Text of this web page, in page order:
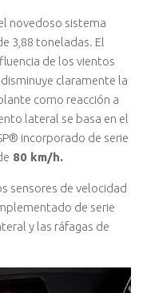
novedoso sistema
3,88 toneladas. El
de los vientos
claramente la
como reacción a
lateral se basa en el
incorporado de serie
80 km/h.
sensores de velocidad
de serie
y las ráfagas de